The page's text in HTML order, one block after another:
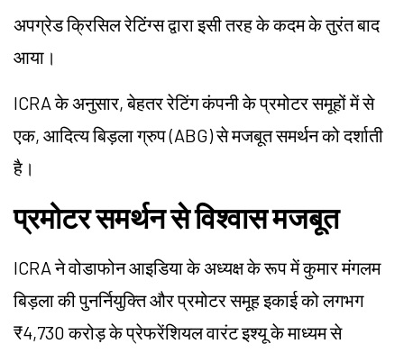
अपग्रेड क्रिसिल रेटिंग्स द्वारा इसी तरह के कदम के तुरंत बाद
आया।
ICRA के अनुसार, बेहतर रेटिंग कंपनी के प्रमोटर समूहों में से
एक, आदित्य बिड़ला ग्रुप (ABG) से मजबूत समर्थन को दर्शाती
है।
प्रमोटर समर्थन से विश्वास मजबूत
ICRA ने वोडाफोन आइडिया के अध्यक्ष के रूप में कुमार मंगलम
बिड़ला की पुनर्नियुक्ति और प्रमोटर समूह इकाई को लगभग
₹4,730 करोड़ के प्रेफरेंशियल वारंट इश्यू के माध्यम से